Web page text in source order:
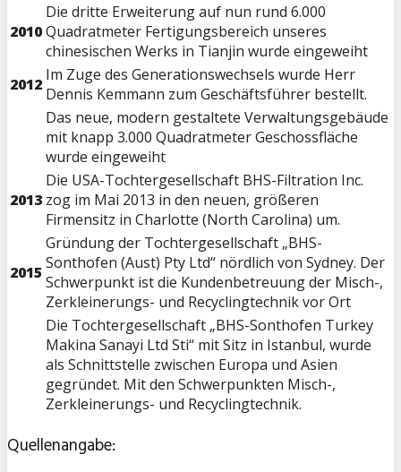
2010
Die dritte Erweiterung auf nun rund 6.000
Quadratmeter Fertigungsbereich unseres
chinesischen Werks in Tianjin wurde eingeweiht
2012 Im Zuge des Generationswechsels wurde Herr
Dennis Kemmann zum Geschäftsführer bestellt.
Das neue, modern gestaltete Verwaltungsgebäude
mit knapp 3.000 Quadratmeter Geschossfläche
wurde eingeweiht
2013
Die USA-Tochtergesellschaft BHS-Filtration Inc.
zog im Mai 2013 in den neuen, größeren
Firmensitz in Charlotte (North Carolina) um.
2015
Gründung der Tochtergesellschaft „BHS-
Sonthofen (Aust) Pty Ltd“ nördlich von Sydney. Der
Schwerpunkt ist die Kundenbetreuung der Misch-,
Zerkleinerungs- und Recyclingtechnik vor Ort
Die Tochtergesellschaft „BHS-Sonthofen Turkey
Makina Sanayi Ltd Sti“ mit Sitz in Istanbul, wurde
als Schnittstelle zwischen Europa und Asien
gegründet. Mit den Schwerpunkten Misch-,
Zerkleinerungs- und Recyclingtechnik.
Quellenangabe: